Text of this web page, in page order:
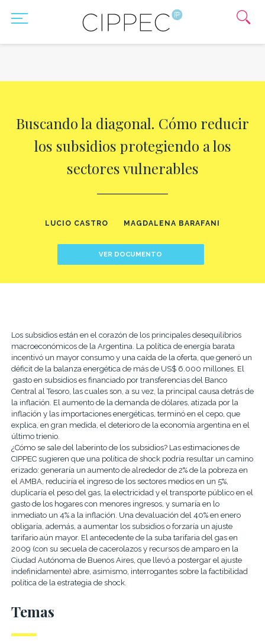
Buscando la diagonal. Cómo reducir
los subsidios protegiendo a los
sectores vulnerables
LUCIO CASTRO MAGDALENA BARAFANI
VER DOCUMENTO
Los subsidios están en el corazón de los principales desequilibrios
macroeconómicos de la Argentina. La política de energía barata
incentivó un mayor consumo y una caída de la oferta, que generó un
déficit de la balanza energética de más de US$ 6.000 millones. El
gasto en subsidios es financiado por transferencias del Banco
Central al Tesoro, las cuales son, a su vez, la principal causa detrás de
la inflación. El aumento de la demanda de dólares, atizada por la
inflación y las importaciones energéticas, terminó en el cepo, que
explica, en gran medida, el deterioro de la economía argentina en el
último trienio.
¿Cómo se sale del laberinto de los subsidios? Las estimaciones de
CIPPEC sugieren que una política de shock podría resultar un camino
erizado: generaría un aumento de alrededor de 2% de la pobreza en
el AMBA, reduciría el ingreso de los sectores medios en un 5%,
duplicaría el peso del gas, la electricidad y el transporte público en el
gasto de los hogares con menores ingresos, y sumaría en lo
inmediato un 4% a la inflación. Una devaluación del 40% en enero
obligaría, además, a aumentar los subsidios o forzaría un ajuste
tarifario aún mayor. El antecedente de la suba tarifaria del gas en
2009 (con su secuela de cacerolazos y recursos de amparo en la
Ciudad Autónoma de Buenos Aires, que llevó a postergar el ajuste
indefinidamente) abre, asimismo, interrogantes sobre la factibilidad
política de la estrategia de shock.
Temas